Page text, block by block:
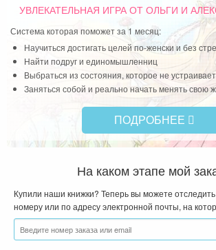
УВЛЕКАТЕЛЬНАЯ ИГРАОТ ОЛЬГИ И
Система которая поможет за 1 месяц:
Научиться достигать целей по-женски и без
Найти подруг и единомышленниц
Выбраться из состояния, которое не устраивает
Заняться собой и реально начать менять свою
ПОДРОБНЕЕ
На каком этапе мой
Купили наши книжки? Теперь вы можете отследить
номеру или по адресу электронной почты, на